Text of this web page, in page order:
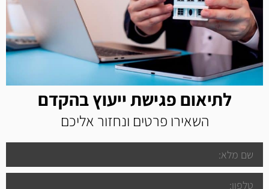
לתיאום פגישת ייעוץ בהקדם
השאירו פרטים ונחזור אליכם